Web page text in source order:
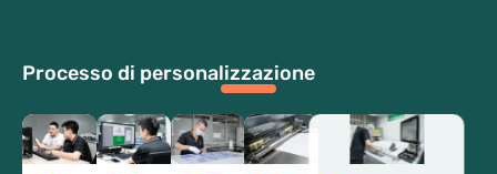
Processo di personalizzazione